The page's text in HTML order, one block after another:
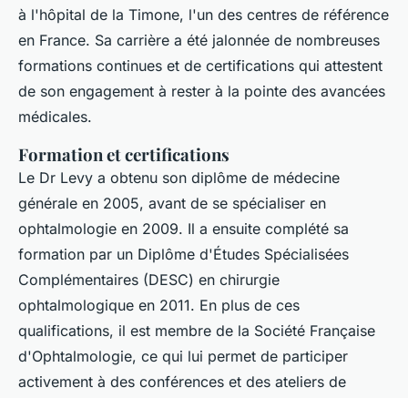
à l'hôpital de la Timone, l'un des centres de référence
en France. Sa carrière a été jalonnée de nombreuses
formations continues et de certifications qui attestent
de son engagement à rester à la pointe des avancées
médicales.
Formation et certifications
Le Dr Levy a obtenu son diplôme de médecine
générale en 2005, avant de se spécialiser en
ophtalmologie en 2009. Il a ensuite complété sa
formation par un Diplôme d'Études Spécialisées
Complémentaires (DESC) en chirurgie
ophtalmologique en 2011. En plus de ces
qualifications, il est membre de la Société Française
d'Ophtalmologie, ce qui lui permet de participer
activement à des conférences et des ateliers de